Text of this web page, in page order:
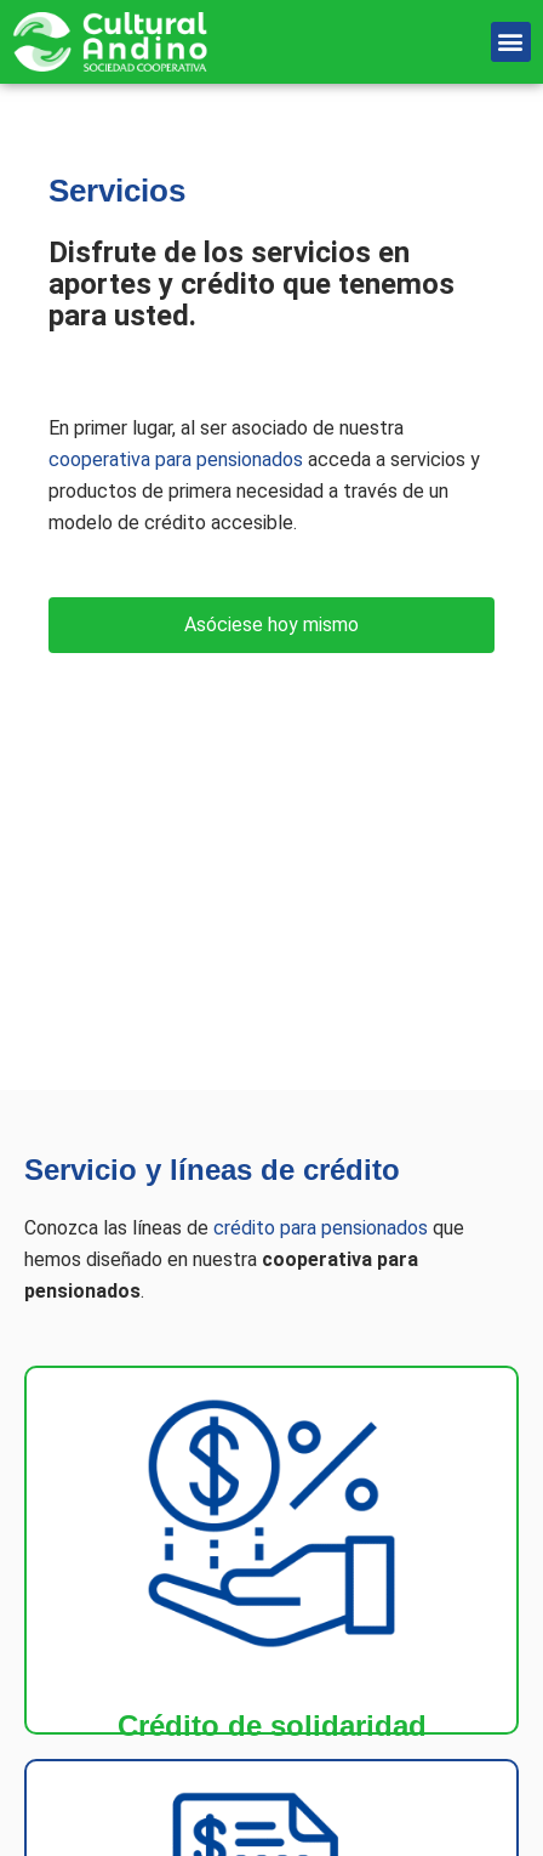
contenido
Servicios
Disfrute de los servicios en
aportes y crédito que tenemos
para usted.
En primer lugar, al ser asociado de nuestra
cooperativa para pensionados acceda a servicios y
productos de primera necesidad a través de un
modelo de crédito accesible.
Asóciese hoy mismo
Servicio y líneas de crédito​
Conozca las líneas de crédito para pensionados que
hemos diseñado en nuestra cooperativa para
pensionados.
Crédito de solidaridad
Con este crédito de rápido estudio y excelente
tasa, lo apoyamos en sus momentos difíciles y
cuando requiere tratamientos o medicamentos
vitales, que no tienen cobertura en el POS.
Más información